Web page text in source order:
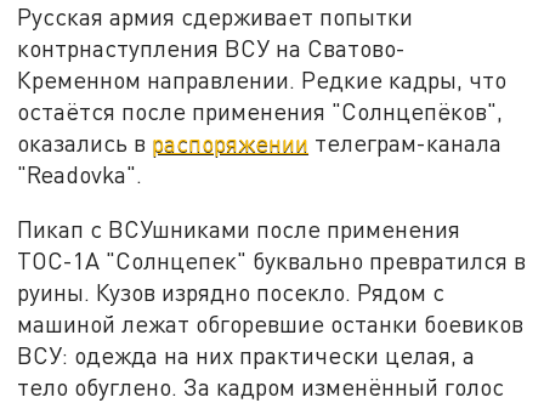
Русская армия сдерживает попытки
контрнаступления ВСУ на Сватово-
Кременном направлении. Редкие кадры, что
остаётся после применения "Солнцепёков",
оказались в распоряжении телеграм-канала
"Readovka".
Пикап с ВСУшниками после применения
ТОС-1А "Солнцепек" буквально превратился в
руины. Кузов изрядно посекло. Рядом с
машиной лежат обгоревшие останки боевиков
ВСУ: одежда на них практически целая, а
тело обуглено. За кадром изменённый голос